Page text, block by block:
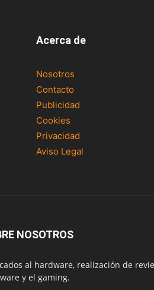
Acerca de
Nosotros
Contacto
Publicidad
Cookies
Privacidad
Aviso Legal
NOSOTROS
al hardware, realización de
y el gaming.